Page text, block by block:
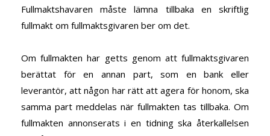
Fullmaktshavaren måste lämna tillbaka en skriftlig
fullmakt om fullmaktsgivaren ber om det.
Om fullmakten har getts genom att fullmaktsgivaren
berättat för en annan part, som en bank eller
leverantör, att någon har rätt att agera för honom, ska
samma part meddelas när fullmakten tas tillbaka. Om
fullmakten annonserats i en tidning ska återkallelsen